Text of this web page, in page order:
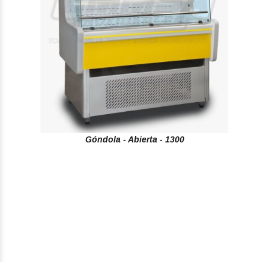
Góndola - Abierta - 1300